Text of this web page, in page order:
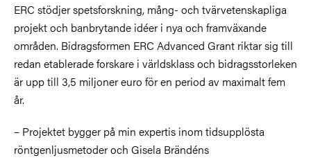
ERC stödjer spetsforskning, mång- och tvärvetenskapliga
projekt och banbrytande idéer i nya och framväxande
områden. Bidragsformen ERC Advanced Grant riktar sig till
redan etablerade forskare i världsklass och bidragsstorleken
är upp till 3,5 miljoner euro för en period av maximalt fem
år.
– Projektet bygger på min expertis inom tidsupplösta
röntgenljusmetoder och Gisela Brändéns